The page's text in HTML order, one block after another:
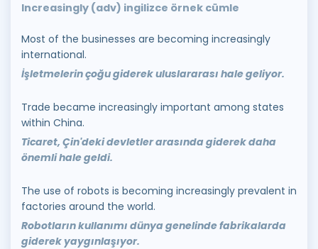
Increasingly (adv) ingilizce örnek cümle
Most of the businesses are becoming increasingly
international.
İşletmelerin çoğu giderek uluslararası hale geliyor.
Trade became increasingly important among states
within China.
Ticaret, Çin'deki devletler arasında giderek daha
önemli hale geldi.
The use of robots is becoming increasingly prevalent in
factories around the world.
Robotların kullanımı dünya genelinde fabrikalarda
giderek yaygınlaşıyor.